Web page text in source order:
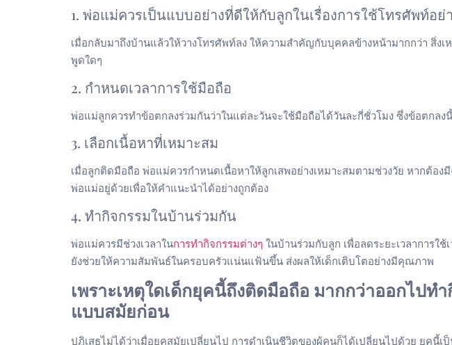
1. พ่อแม่ควรเป็นแบบอย่างที่ดีให้กับลูกในเรื่องการใช้โทรศัพท์อย่
เมื่อกลับมาถึงบ้านแล้วให้วางโทรศัพท์ลง ให้ความสำคัญกับบุคคลข้างหน้ามากกว่า สิ่งเ
พูดใดๆ
2. กำหนดเวลาการใช้มือถือ
พ่อแม่ลูกควรทำข้อตกลงร่วมกันว่าในแต่ละวันจะใช้มือถือได้วันละกี่ชั่วโมง ซึ่งข้อตกลง
3. เลือกเนื้อหาที่เหมาะสม
เมื่อลูกติดมือถือ พ่อแม่ควรกำหนดเนื้อหาให้ลูกเสพอย่างเหมาะสมตามช่วงวัย หากต้อง
พ่อแม่อยู่ด้วยเพื่อให้คำแนะนำได้อย่างถูกต้อง
4. ทำกิจกรรมในบ้านร่วมกัน
พ่อแม่ควรมีช่วงเวลาในการทำกิจกรรมต่างๆ ในบ้านร่วมกับลูก เพื่อลดระยะเวลาการใ
ยังช่วยให้ความสัมพันธ์ในครอบครัวแน่นแฟ้นขึ้น ส่งผลให้เด็กเติบโตอย่างมีคุณภาพ
เพราะเหตุใดเด็กยุคนี้ถึงติดมือถือ มากกว่าออกไปท
แบบสมัยก่อน
ปฏิเสธไม่ได้ว่าเมื่อยุคสมัยเปลี่ยนไป การดำเนินชีวิตของผู้คนก็ได้เปลี่ยนไปด้วย ยุคนี้เ